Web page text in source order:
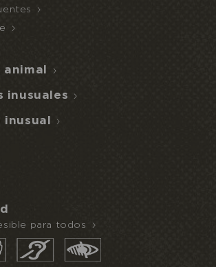
inusuales
para todos